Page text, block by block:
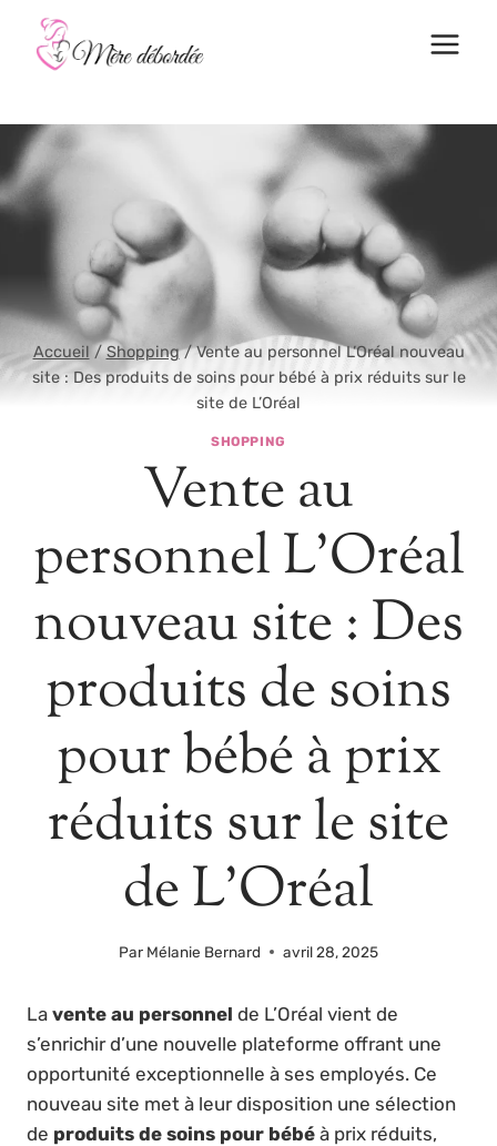
contenu
Accueil / Shopping / Vente au personnel L’Oréal nouveau
site : Des produits de soins pour bébé à prix réduits sur le
site de L’Oréal
SHOPPING
Vente au
personnel L’Oréal
nouveau site : Des
produits de soins
pour bébé à prix
réduits sur le site
de L’Oréal
Par Mélanie Bernard avril 28, 2025
La vente au personnel de L’Oréal vient de
s’enrichir d’une nouvelle plateforme offrant une
opportunité exceptionnelle à ses employés. Ce
nouveau site met à leur disposition une sélection
de produits de soins pour bébé à prix réduits,